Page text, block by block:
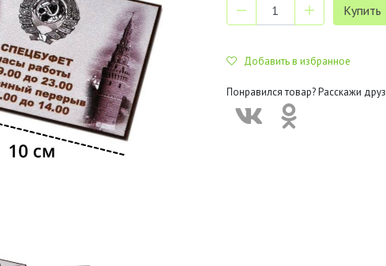
Добавить в избранное
Понравился товар? Расскажи